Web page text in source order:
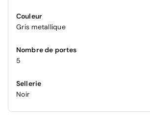
Couleur
Gris metallique
Nombre de portes
5
Sellerie
Noir